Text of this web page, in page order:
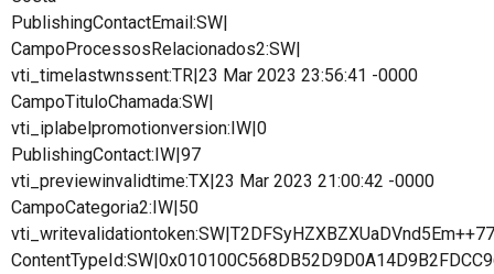
PublishingContactEmail:SW|
CampoProcessosRelacionados2:SW|
vti_timelastwnssent:TR|23 Mar 2023 23:56:41 -0000
CampoTituloChamada:SW|
vti_iplabelpromotionversion:IW|0
PublishingContact:IW|97
vti_previewinvalidtime:TX|23 Mar 2023 21:00:42 -0000
CampoCategoria2:IW|50